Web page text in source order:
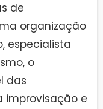
de
organização
especialista
o
das
improvisação e